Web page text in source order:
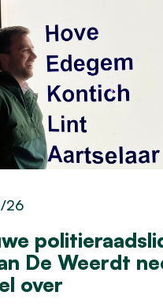
De Weerdt
over
26